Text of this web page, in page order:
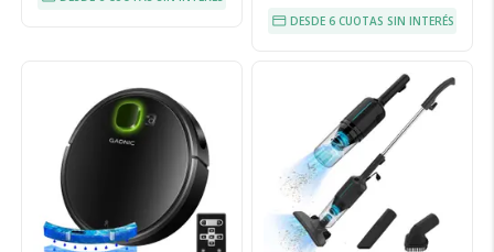
DESDE 6 CUOTAS SIN INTERÉS